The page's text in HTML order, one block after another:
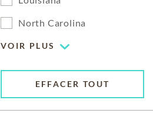
North Carolina
VOIR PLUS
EFFACER TOUT